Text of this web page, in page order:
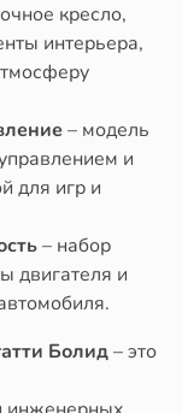
кресло,
интерьера,
– модель
и
для игр и
– набор
двигателя и
Болид– это